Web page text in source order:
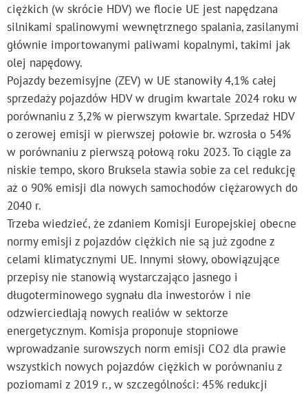
ciężkich (w skrócie HDV) we flocie UE jest napędzana
silnikami spalinowymi wewnętrznego spalania, zasilanymi
głównie importowanymi paliwami kopalnymi, takimi jak
olej napędowy.
Pojazdy bezemisyjne (ZEV) w UE stanowiły 4,1% całej
sprzedaży pojazdów HDV w drugim kwartale 2024 roku w
porównaniu z 3,2% w pierwszym kwartale. Sprzedaż HDV
o zerowej emisji w pierwszej połowie br. wzrosła o 54%
w porównaniu z pierwszą połową roku 2023. To ciągle za
niskie tempo, skoro Bruksela stawia sobie za cel redukcję
aż o 90% emisji dla nowych samochodów ciężarowych do
2040 r.
Trzeba wiedzieć, że zdaniem Komisji Europejskiej obecne
normy emisji z pojazdów ciężkich nie są już zgodne z
celami klimatycznymi UE. Innymi słowy, obowiązujące
przepisy nie stanowią wystarczająco jasnego i
długoterminowego sygnału dla inwestorów i nie
odzwierciedlają nowych realiów w sektorze
energetycznym. Komisja proponuje stopniowe
wprowadzanie surowszych norm emisji CO2 dla prawie
wszystkich nowych pojazdów ciężkich w porównaniu z
poziomami z 2019 r., w szczególności: 45% redukcji